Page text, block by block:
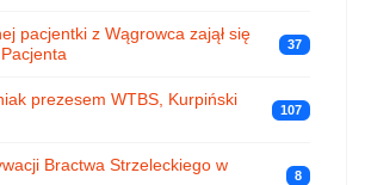
pacjentki z Wągrowca zajął się
37
prezesem WTBS, Kurpiński
107
Bractwa Strzeleckiego w
8